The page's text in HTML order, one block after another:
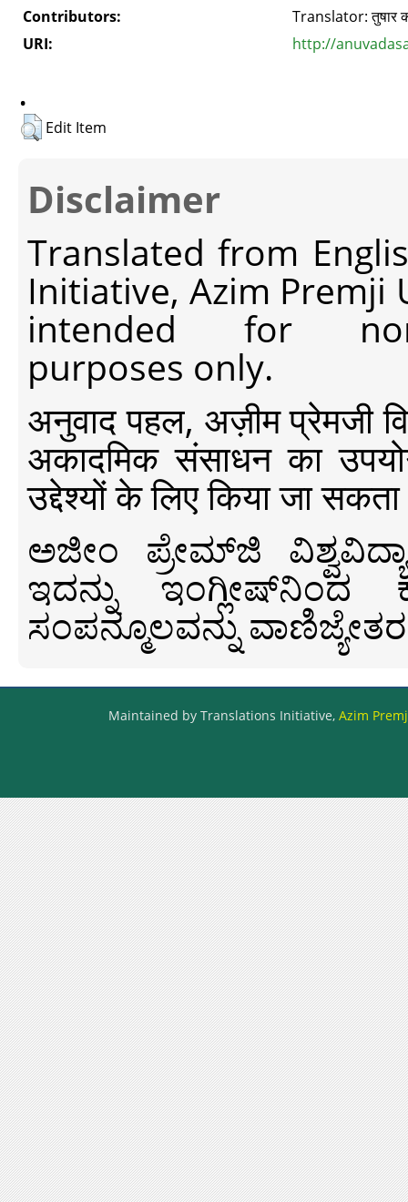
Contributors:
Translator: तुषार
URI:
http://
.
Edit Item
Disclaimer
Translated from
Initiative, Azim Premji
intended for non-
purposes only.
अनुवाद पहल, अज़ीम प्रेमजी
अकादमिक संसाधन का
उद्देश्यों के लिए किया जा
ಅಜೀಂ ಪ್ರೇಮ್‍ಜಿ
ಇದನ್ನು ಇಂಗ್ಲೀಷ್‍ನಿಂದ
ಸಂಪನ್ಮೂಲವನ್ನು
Maintained by Translations Initiative, Azim